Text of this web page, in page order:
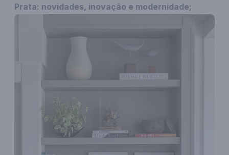
Prata: novidades, inovação e modernidade;